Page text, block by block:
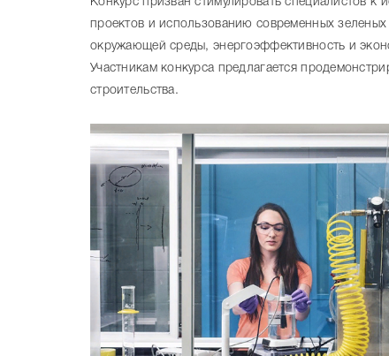
проектов и использованию современных
окружающей среды, энергоэффективность и
Участникам конкурса предлагается
строительства.